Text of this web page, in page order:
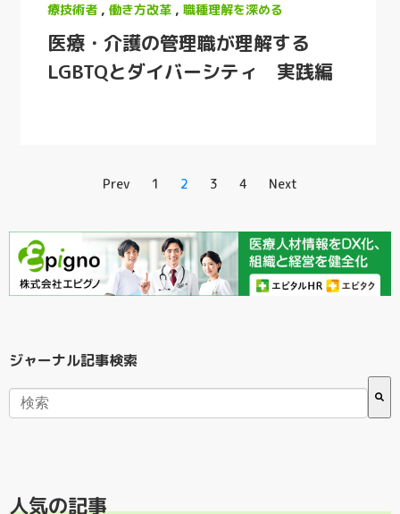
療技術者 , 働き方改革 , 職種理解を深める
医療・介護の管理職が理解する
LGBTQとダイバーシティ 実践編
Prev 1 2 3 4 Next
ジャーナル記事検索
人気の記事